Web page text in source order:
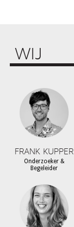
WIJ
FRANK KUPPER
Onderzoeker &
Begeleider